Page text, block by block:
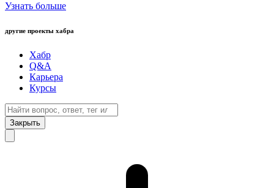
Узнать больше
другие проекты хабра
Хабр
Q&A
Карьера
Курсы
Закрыть